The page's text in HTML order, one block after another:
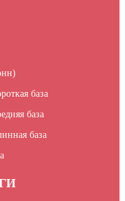
база
база
база